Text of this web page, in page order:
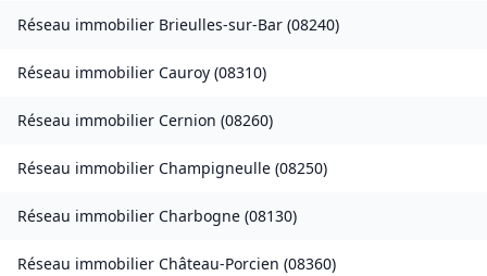
Réseau immobilier Brieulles-sur-Bar (08240)
Réseau immobilier Cauroy (08310)
Réseau immobilier Cernion (08260)
Réseau immobilier Champigneulle (08250)
Réseau immobilier Charbogne (08130)
Réseau immobilier Château-Porcien (08360)